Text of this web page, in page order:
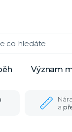
Význam
a